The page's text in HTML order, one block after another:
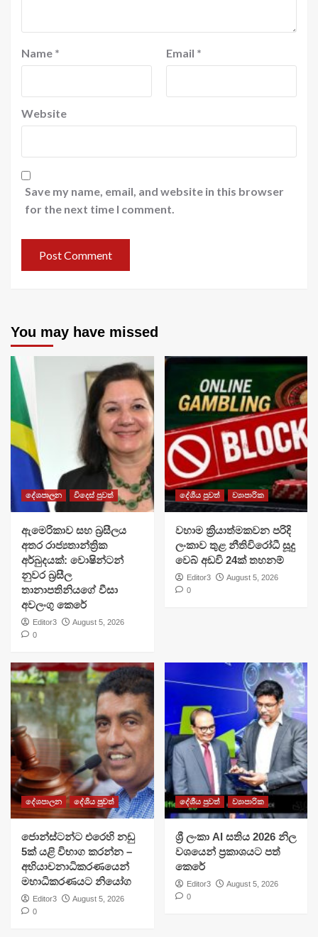
Name * Email *
Website
Save my name, email, and website in this browser
for the next time I comment.
You may have missed
දේශපාලන විදෙස් පුවත්
ඇමෙරිකාව සහ බ්‍රසීලය
අතර රාජ්‍යතාන්ත්‍රික
අර්බුදයක්: වොෂින්ටන්
නුවර බ්‍රසීල
තානාපතිනියගේ වීසා
අවලංගු කෙරේ
Editor3
August 5, 2026
0
දේශීය පුවත් ව්‍යාපාරික
වහාම ක්‍රියාත්මකවන පරිදි
ලංකාව තුළ නීතිවිරෝධී සූදු
වෙබ් අඩවි 24ක් තහනම්
Editor3
August 5, 2026
0
දේශපාලන දේශීය පුවත්
ජොන්ස්ටන්ට එරෙහි නඩු
5ක් යළි විභාග කරන්න –
අභියාචනාධිකරණයෙන්
මහාධිකරණයට නියෝග
Editor3
August 5, 2026
0
දේශීය පුවත් ව්‍යාපාරික
ශ්‍රී ලංකා AI සතිය 2026 නිල
වශයෙන් ප්‍රකාශයට පත්
කෙරේ
Editor3
August 5, 2026
0